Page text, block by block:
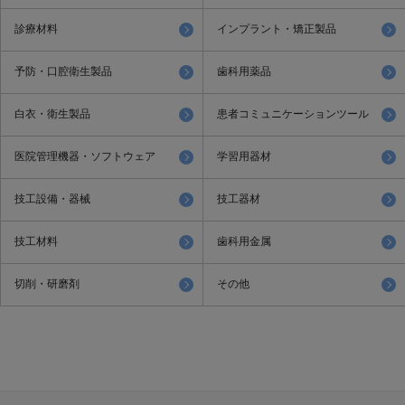
診療材料 インプラント・矯正製品
予防・口腔衛生製品 歯科用薬品
白衣・衛生製品 患者コミュニケーションツール
医院管理機器・ソフトウェア 学習用器材
技工設備・器械 技工器材
技工材料 歯科用金属
切削・研磨剤 その他